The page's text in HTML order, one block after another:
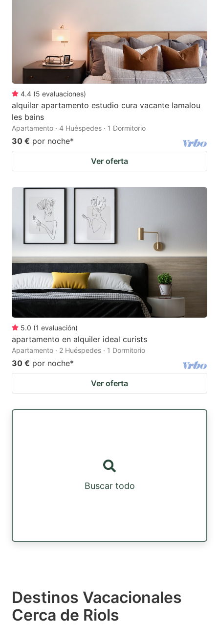
4.4 (5 evaluaciones)
alquilar apartamento estudio cura vacante lamalou
les bains
Apartamento · 4 Huéspedes · 1 Dormitorio
30 € por noche*
Ver oferta
5.0 (1 evaluación)
apartamento en alquiler ideal curists
Apartamento · 2 Huéspedes · 1 Dormitorio
30 € por noche*
Ver oferta
Buscar todo
Destinos Vacacionales
Cerca de Riols